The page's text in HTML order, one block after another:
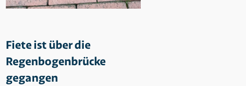
Fiete ist über die
Regenbogenbrücke
gegangen